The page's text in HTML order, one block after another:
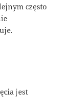
często
jest